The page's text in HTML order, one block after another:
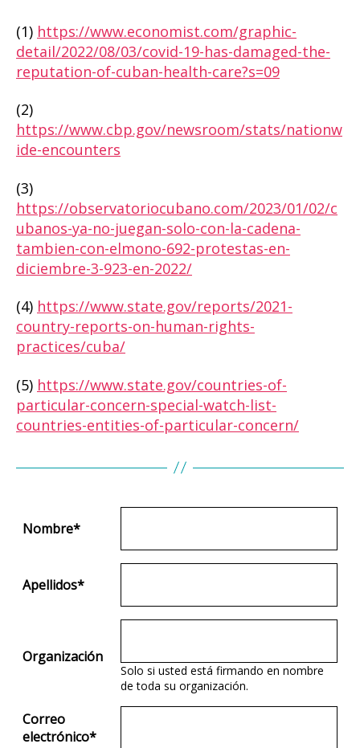
(1) https://www.economist.com/graphic-
detail/2022/08/03/covid-19-has-damaged-the-
reputation-of-cuban-health-care?s=09
(2)
https://www.cbp.gov/newsroom/stats/nationw
ide-encounters
(3)
https://observatoriocubano.com/2023/01/02/c
ubanos-ya-no-juegan-solo-con-la-cadena-
tambien-con-elmono-692-protestas-en-
diciembre-3-923-en-2022/
(4) https://www.state.gov/reports/2021-
country-reports-on-human-rights-
practices/cuba/
(5) https://www.state.gov/countries-of-
particular-concern-special-watch-list-
countries-entities-of-particular-concern/
Nombre*
Apellidos*
Organización
Solo si usted está firmando en nombre
de toda su organización.
Correo
electrónico*